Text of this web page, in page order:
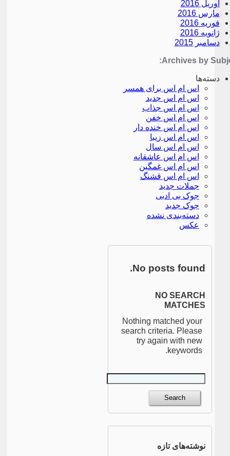
آوریل 2016
مارس 2016
فوریه 2016
ژانویه 2016
دسامبر 2015
Archives by
دسته‌ها
اس ام اس برای همسر
اس ام اس جدید
اس ام اس جذاب
اس ام اس خفن
اس ام اس خنده دار
اس ام اس زیبا
اس ام اس سال
اس ام اس عاشقانه
اس ام اس غمگین
اس ام اس قشنگ
جملات جدید
جوک بی ادبی
جوک جدید
دسته‌بندی نشده
عکس
No posts found.
NO SEARCH
MATCHES
Nothing matched your
search criteria. Please
try again with new
keywords.
نوشته‌های تازه